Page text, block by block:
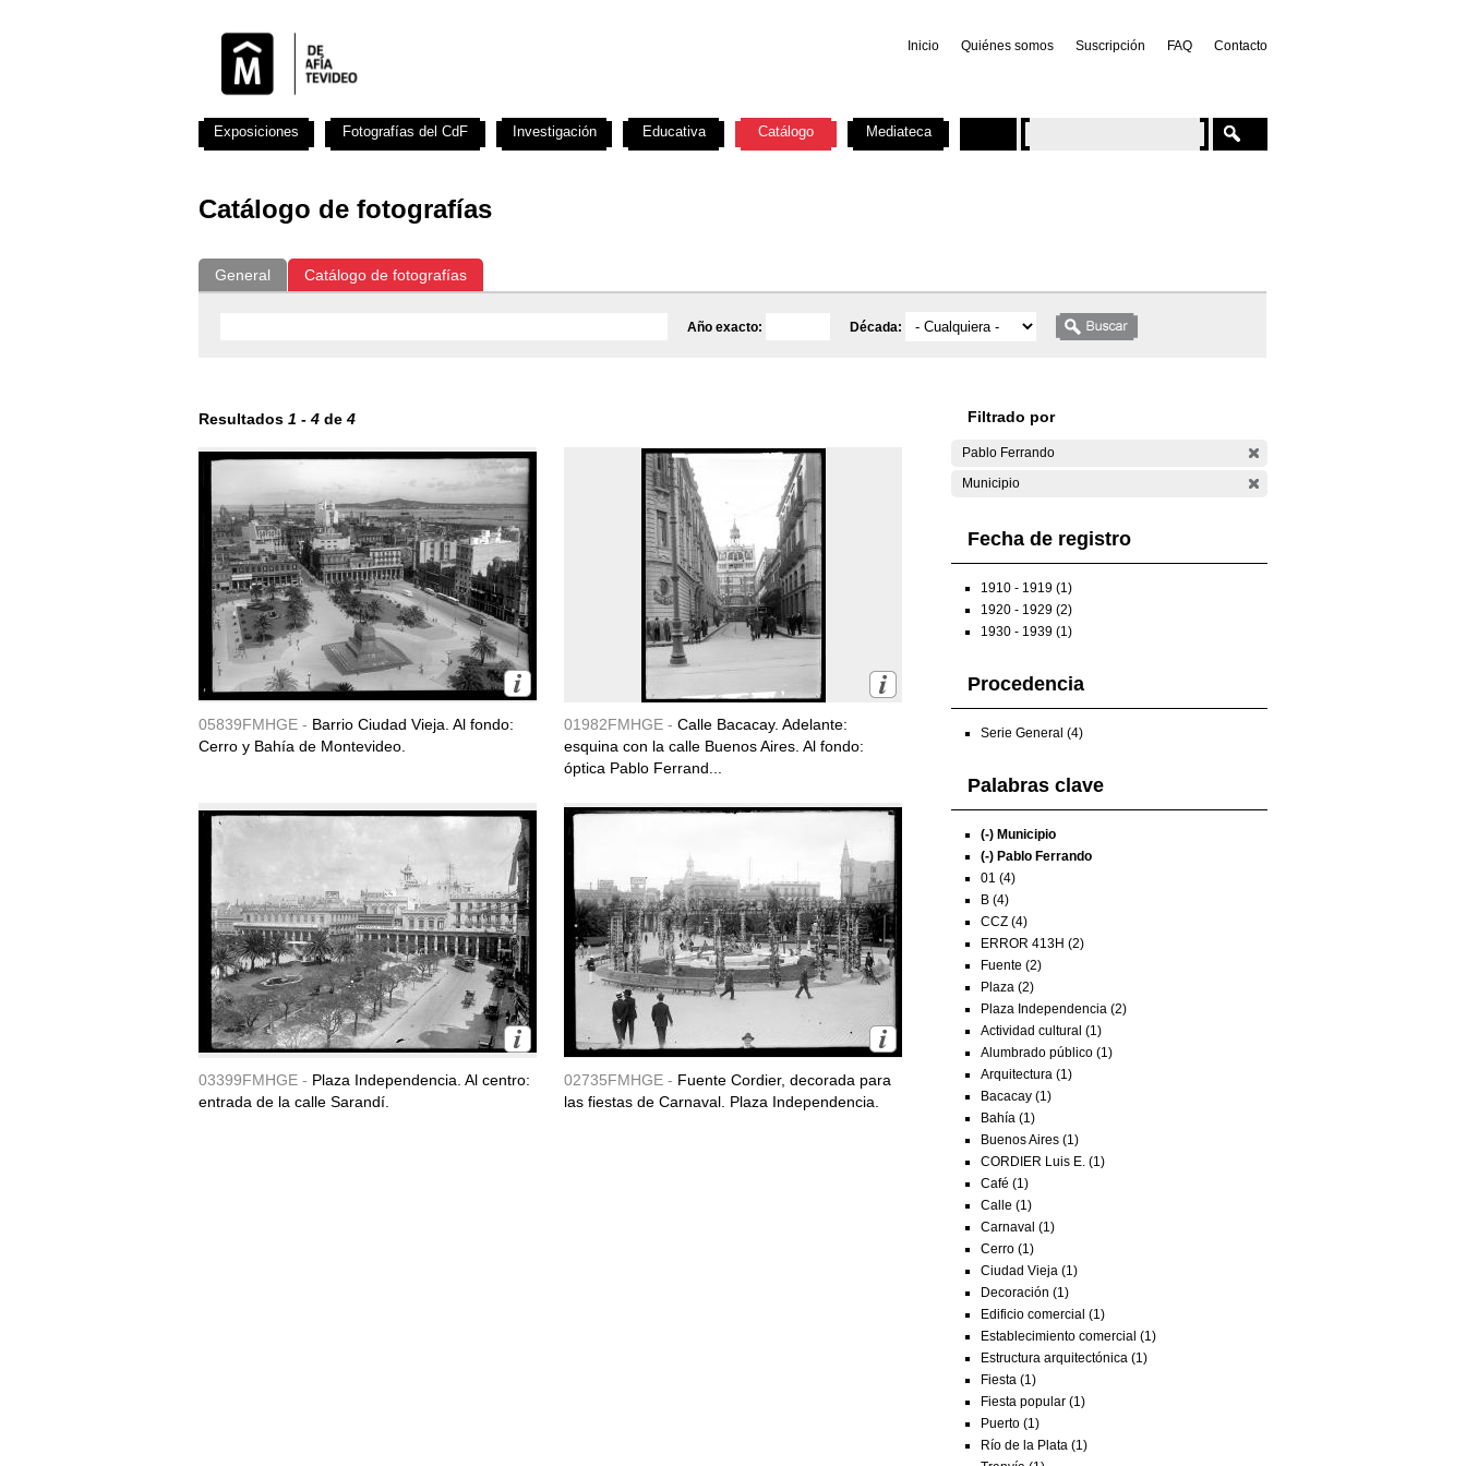
Inicio Quiénes somos Suscripción FAQ Contacto
Catálogo de fotografías
General Catálogo de fotografías
Año exacto: Década:
Resultados 1 - 4 de 4
05839FMHGE - Barrio Ciudad Vieja. Al fondo:
Cerro y Bahía de Montevideo.
01982FMHGE - Calle Bacacay. Adelante:
esquina con la calle Buenos Aires. Al fondo:
óptica Pablo Ferrand...
03399FMHGE - Plaza Independencia. Al centro:
entrada de la calle Sarandí.
02735FMHGE - Fuente Cordier, decorada para
las fiestas de Carnaval. Plaza Independencia.
Filtrado por
Pablo Ferrando
Municipio
Fecha de registro
1910 - 1919 (1)
1920 - 1929 (2)
1930 - 1939 (1)
Procedencia
Serie General (4)
Palabras clave
(-) Municipio
(-) Pablo Ferrando
01 (4)
B (4)
CCZ (4)
ERROR 413H (2)
Fuente (2)
Plaza (2)
Plaza Independencia (2)
Actividad cultural (1)
Alumbrado público (1)
Arquitectura (1)
Bacacay (1)
Bahía (1)
Buenos Aires (1)
CORDIER Luis E. (1)
Café (1)
Calle (1)
Carnaval (1)
Cerro (1)
Ciudad Vieja (1)
Decoración (1)
Edificio comercial (1)
Establecimiento comercial (1)
Estructura arquitectónica (1)
Fiesta (1)
Fiesta popular (1)
Puerto (1)
Río de la Plata (1)
Exposiciones Fotografías del CdF Investigación Educativa Catálogo Mediateca